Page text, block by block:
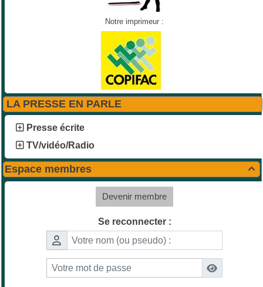
Notre imprimeur :
LA PRESSE EN PARLE
Presse écrite
TV/vidéo/Radio

Espace membres
Devenir membre
Se reconnecter :